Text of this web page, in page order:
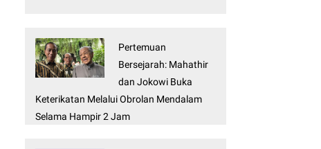
Pertemuan
Bersejarah: Mahathir
dan Jokowi Buka
Keterikatan Melalui Obrolan Mendalam
Selama Hampir 2 Jam